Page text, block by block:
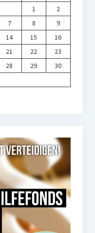
1
2
7 8
9
14 15
16
21 22
23
28 29
30